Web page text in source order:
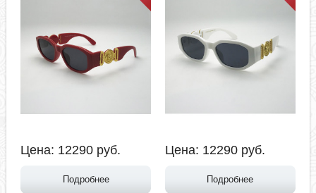
Цена: 12290 руб.
Подробнее
Цена: 12290 руб.
Подробнее